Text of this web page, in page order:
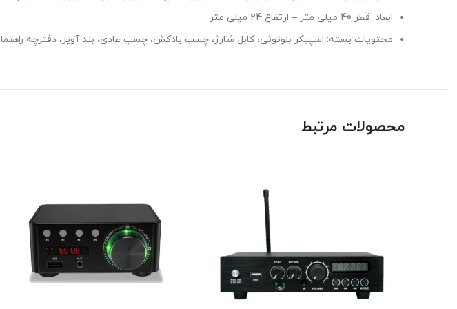
ابعاد: قطر 40 میلی متر – ارتفاع 24 میلی متر
محتویات بسته: اسپیکر بلوتوثی، کابل شارژ، چسب بادکش، چسب عادی، بند آویز، دفترچه راهنما
محصولات مرتبط